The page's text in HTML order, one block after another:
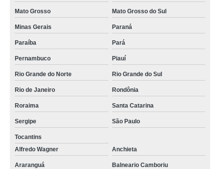
Mato Grosso Mato Grosso do Sul
Minas Gerais Paraná
Paraíba Pará
Pernambuco Piauí
Rio Grande do Norte Rio Grande do Sul
Rio de Janeiro Rondônia
Roraima Santa Catarina
Sergipe São Paulo
Tocantins
Alfredo Wagner
Anchieta
Araranguá Balneario Camboriu